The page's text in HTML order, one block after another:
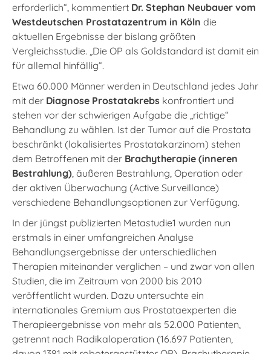
erforderlich“, kommentiert Dr. Stephan Neubauer vom
Westdeutschen Prostatazentrum in Köln die
aktuellen Ergebnisse der bislang größten
Vergleichsstudie. „Die OP als Goldstandard ist damit ein
für allemal hinfällig“.
Etwa 60.000 Männer werden in Deutschland jedes Jahr
mit der Diagnose Prostatakrebs konfrontiert und
stehen vor der schwierigen Aufgabe die „richtige“
Behandlung zu wählen. Ist der Tumor auf die Prostata
beschränkt (lokalisiertes Prostatakarzinom) stehen
dem Betroffenen mit der Brachytherapie (inneren
Bestrahlung), äußeren Bestrahlung, Operation oder
der aktiven Überwachung (Active Surveillance)
verschiedene Behandlungsoptionen zur Verfügung.
In der jüngst publizierten Metastudie1 wurden nun
erstmals in einer umfangreichen Analyse
Behandlungsergebnisse der unterschiedlichen
Therapien miteinander verglichen – und zwar von allen
Studien, die im Zeitraum von 2000 bis 2010
veröffentlicht wurden. Dazu untersuchte ein
internationales Gremium aus Prostataexperten die
Therapieergebnisse von mehr als 52.000 Patienten,
getrennt nach Radikaloperation (16.697 Patienten,